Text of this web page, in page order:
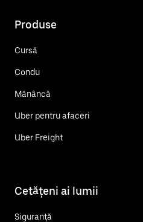
Produse
Cursă
Condu
Mănâncă
Uber pentru afaceri
Uber Freight
Cetățeni ai lumii
Siguranță